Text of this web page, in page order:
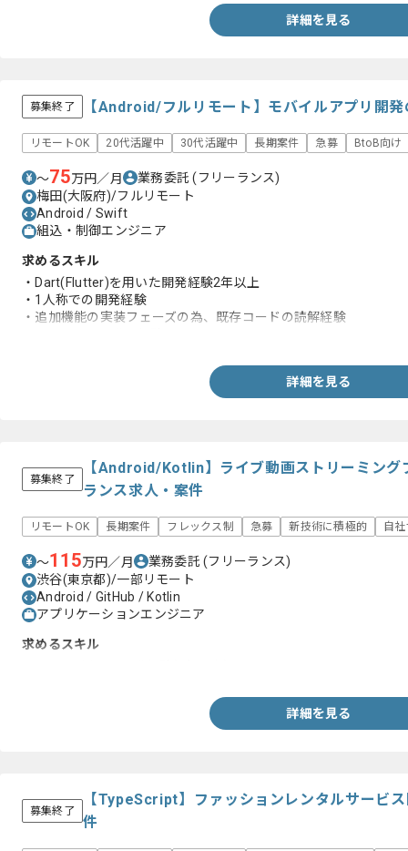
詳細を見る
募集終了 【Android/フルリモート】モバイルアプリ開
リモートOK 20代活躍中 30代活躍中 長期案件 急募 BtoB向け
〜75万円／月 業務委託(フリーランス)
梅田(大阪府)/フルリモート
Android / Swift
組込・制御エンジニア
求めるスキル
・Dart(Flutter)を用いた開発経験2年以上
・1人称での開発経験
・追加機能の実装フェーズの為、既存コードの読解経験
詳細を見る
募集終了
【Android/Kotlin】ライブ動画ストリーミング
ランス求人・案件
リモートOK 長期案件 フレックス制 急募 新技術に積極的 自
〜115万円／月 業務委託(フリーランス)
渋谷(東京都)/一部リモート
Android / GitHub / Kotlin
アプリケーションエンジニア
求めるスキル
詳細を見る
募集終了
【TypeScript】ファッションレンタルサービ
件